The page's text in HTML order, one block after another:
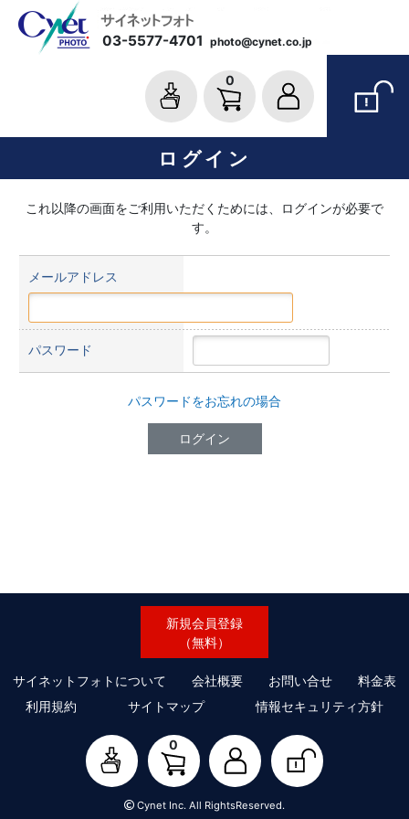
03-5577-4701 photo@cynet.co.jp
0
ログイン
これ以降の画面をご利用いただくためには、ログインが必要で
す。
メールアドレス
パスワード
パスワードをお忘れの場合
ログイン
新規会員登録
（無料）
サイネットフォトについて 会社概要 お問い合せ
料金表
利用規約
サイトマップ 情報セキュリティ方針
0
Cynet Inc. All RightsReserved.